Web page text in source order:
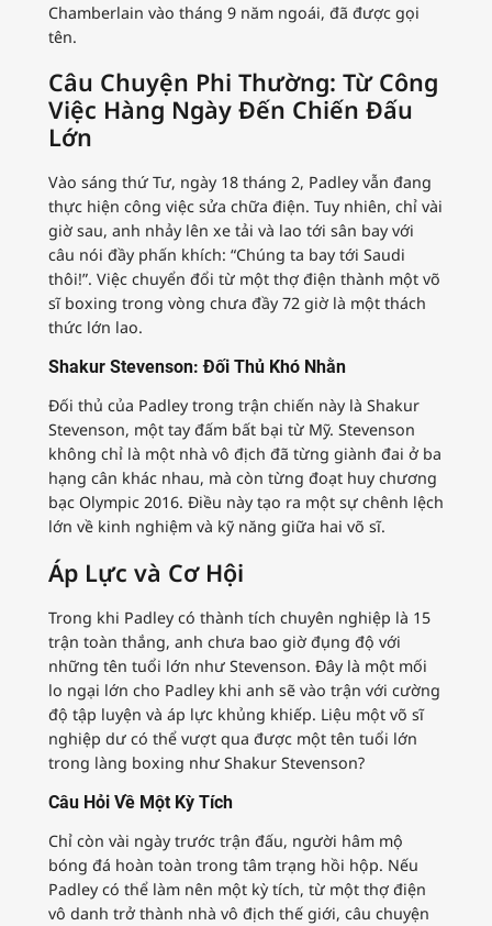
Chamberlain vào tháng 9 năm ngoái, đã được gọi
tên.
Câu Chuyện Phi Thường: Từ Công
Việc Hàng Ngày Đến Chiến Đấu
Lớn
Vào sáng thứ Tư, ngày 18 tháng 2, Padley vẫn đang
thực hiện công việc sửa chữa điện. Tuy nhiên, chỉ vài
giờ sau, anh nhảy lên xe tải và lao tới sân bay với
câu nói đầy phấn khích: “Chúng ta bay tới Saudi
thôi!”. Việc chuyển đổi từ một thợ điện thành một võ
sĩ boxing trong vòng chưa đầy 72 giờ là một thách
thức lớn lao.
Shakur Stevenson: Đối Thủ Khó Nhằn
Đối thủ của Padley trong trận chiến này là Shakur
Stevenson, một tay đấm bất bại từ Mỹ. Stevenson
không chỉ là một nhà vô địch đã từng giành đai ở ba
hạng cân khác nhau, mà còn từng đoạt huy chương
bạc Olympic 2016. Điều này tạo ra một sự chênh lệch
lớn về kinh nghiệm và kỹ năng giữa hai võ sĩ.
Áp Lực và Cơ Hội
Trong khi Padley có thành tích chuyên nghiệp là 15
trận toàn thắng, anh chưa bao giờ đụng độ với
những tên tuổi lớn như Stevenson. Đây là một mối
lo ngại lớn cho Padley khi anh sẽ vào trận với cường
độ tập luyện và áp lực khủng khiếp. Liệu một võ sĩ
nghiệp dư có thể vượt qua được một tên tuổi lớn
trong làng boxing như Shakur Stevenson?
Câu Hỏi Về Một Kỳ Tích
Chỉ còn vài ngày trước trận đấu, người hâm mộ
bóng đá hoàn toàn trong tâm trạng hồi hộp. Nếu
Padley có thể làm nên một kỳ tích, từ một thợ điện
vô danh trở thành nhà vô địch thế giới, câu chuyện